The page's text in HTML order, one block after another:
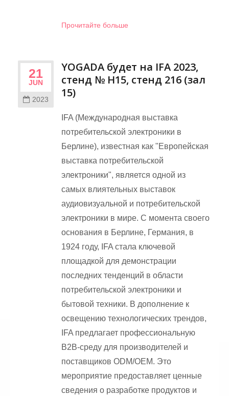
Прочитайте больше
21
JUN
2023
YOGADA будет на IFA 2023,
стенд № H15, стенд 216 (зал
15)
IFA (Международная выставка
потребительской электроники в
Берлине), известная как "Европейская
выставка потребительской
электроники", является одной из
самых влиятельных выставок
аудиовизуальной и потребительской
электроники в мире. С момента своего
основания в Берлине, Германия, в
1924 году, IFA стала ключевой
площадкой для демонстрации
последних тенденций в области
потребительской электроники и
бытовой техники. В дополнение к
освещению технологических трендов,
IFA предлагает профессиональную
B2B-среду для производителей и
поставщиков ODM/OEM. Это
мероприятие предоставляет ценные
сведения о разработке продуктов и